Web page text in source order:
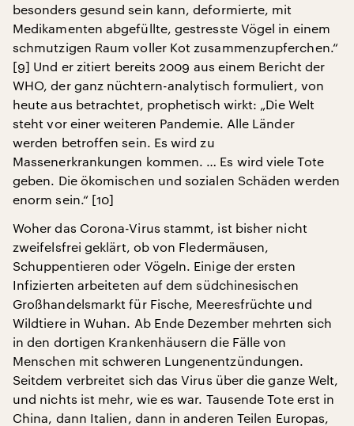
besonders gesund sein kann, deformierte, mit
Medikamenten abgefüllte, gestresste Vögel in einem
schmutzigen Raum voller Kot zusammenzupferchen.“
[9] Und er zitiert bereits 2009 aus einem Bericht der
WHO, der ganz nüchtern-analytisch formuliert, von
heute aus betrachtet, prophetisch wirkt: „Die Welt
steht vor einer weiteren Pandemie. Alle Länder
werden betroffen sein. Es wird zu
Massenerkrankungen kommen. … Es wird viele Tote
geben. Die ökomischen und sozialen Schäden werden
enorm sein.“ [10]
Woher das Corona-Virus stammt, ist bisher nicht
zweifelsfrei geklärt, ob von Fledermäusen,
Schuppentieren oder Vögeln. Einige der ersten
Infizierten arbeiteten auf dem südchinesischen
Großhandelsmarkt für Fische, Meeresfrüchte und
Wildtiere in Wuhan. Ab Ende Dezember mehrten sich
in den dortigen Krankenhäusern die Fälle von
Menschen mit schweren Lungenentzündungen.
Seitdem verbreitet sich das Virus über die ganze Welt,
und nichts ist mehr, wie es war. Tausende Tote erst in
China, dann Italien, dann in anderen Teilen Europas,